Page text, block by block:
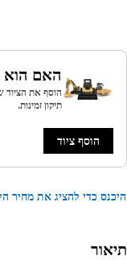
האם הוא
הוסף את הציוד
תיקון זמינות.
הוסף ציוד
כדי להציג את מחיר